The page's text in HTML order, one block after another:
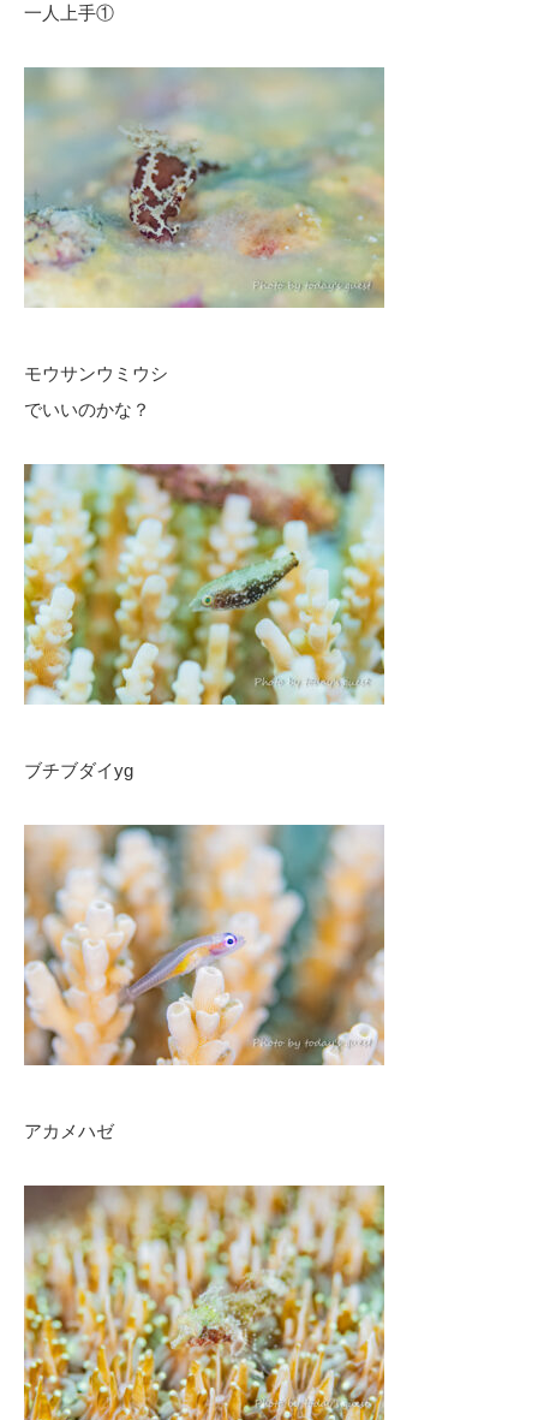
一人上手①
モウサンウミウシ
でいいのかな？
ブチブダイyg
アカメハゼ